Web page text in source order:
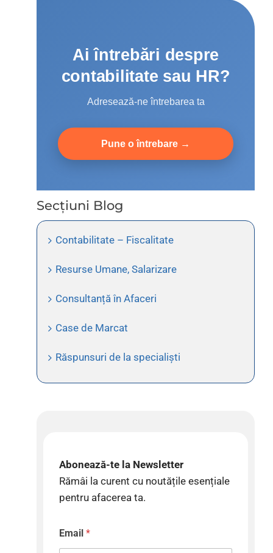
Ai întrebări despre
contabilitate sau HR?
Adresează-ne întrebarea ta
Pune o întrebare →
Secțiuni Blog
Contabilitate – Fiscalitate
Resurse Umane, Salarizare
Consultanță în Afaceri
Case de Marcat
Răspunsuri de la specialiști
Abonează-te la Newsletter
Rămâi la curent cu noutățile esențiale
pentru afacerea ta.
Email *